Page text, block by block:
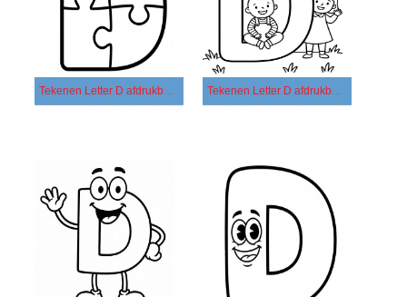
Tekenen Letter D afdrukbaar eenvoudig Tekenen Letter D afdrukbaar simpel